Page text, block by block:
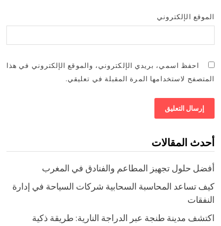
الموقع الإلكتروني
احفظ اسمي، بريدي الإلكتروني، والموقع الإلكتروني في هذا
المتصفح لاستخدامها المرة المقبلة في تعليقي.
أحدث المقالات
أفضل حلول تجهيز المطاعم والفنادق في المغرب
كيف تساعد المحاسبة السحابية شركات السياحة في إدارة
النفقات
اكتشف مدينة طنجة عبر الدراجة النارية: طريقة ذكية